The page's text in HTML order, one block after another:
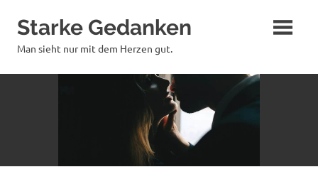
Inhalt
springen
Starke Gedanken
Man sieht nur mit dem Herzen gut.